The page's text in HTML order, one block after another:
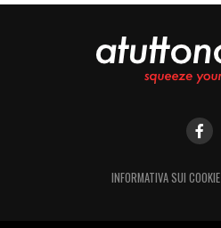
INFORMATIVA SUI COOKIE